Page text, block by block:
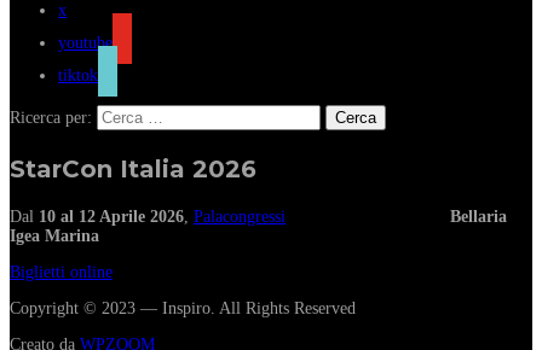
x
youtube
tiktok
Ricerca per:
StarCon Italia 2026
Dal 10 al 12 Aprile 2026, Palacongressi
Bellaria
Igea Marina
Biglietti online
Copyright © 2023 — Inspiro. All Rights Reserved
Creato da WPZOOM